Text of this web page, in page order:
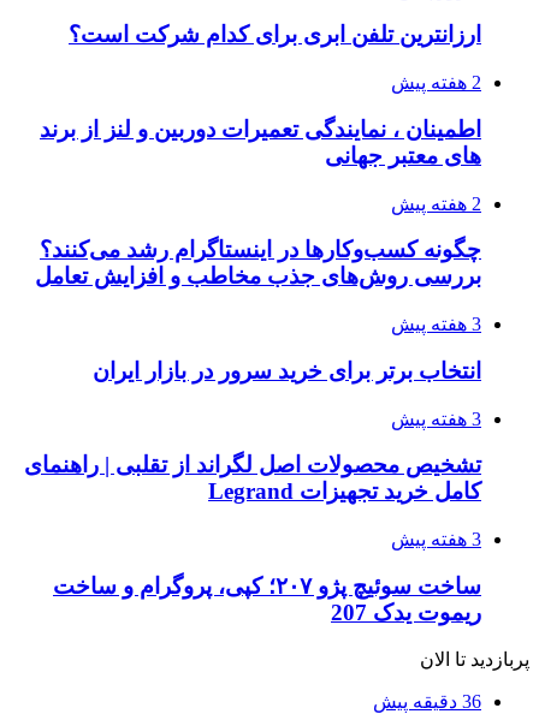
ارزانترین تلفن ابری برای کدام شرکت است؟
2 هفته پیش
اطمینان ، نمایندگی تعمیرات دوربین و لنز از برند
های معتبر جهانی
2 هفته پیش
چگونه کسب‌وکارها در اینستاگرام رشد می‌کنند؟
بررسی روش‌های جذب مخاطب و افزایش تعامل
3 هفته پیش
انتخاب برتر برای خرید سرور در بازار ایران
3 هفته پیش
تشخیص محصولات اصل لگراند از تقلبی | راهنمای
کامل خرید تجهیزات Legrand
3 هفته پیش
ساخت سوئیچ پژو ۲۰۷؛ کپی، پروگرام و ساخت
ریموت یدک 207
پربازدید تا الان
36 دقیقه پیش